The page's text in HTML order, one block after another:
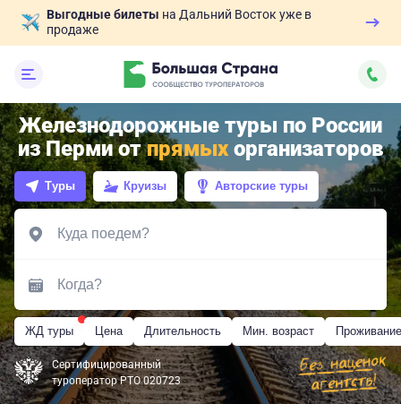
Выгодные билеты на Дальний Восток уже в
продаже
Железнодорожные туры по России
из Перми отпрямыхорганизаторов
Туры Круизы Авторские туры
ЖД туры Цена Длительность Мин. возраст Проживание
Сертифицированный
туроператор РТО 020723